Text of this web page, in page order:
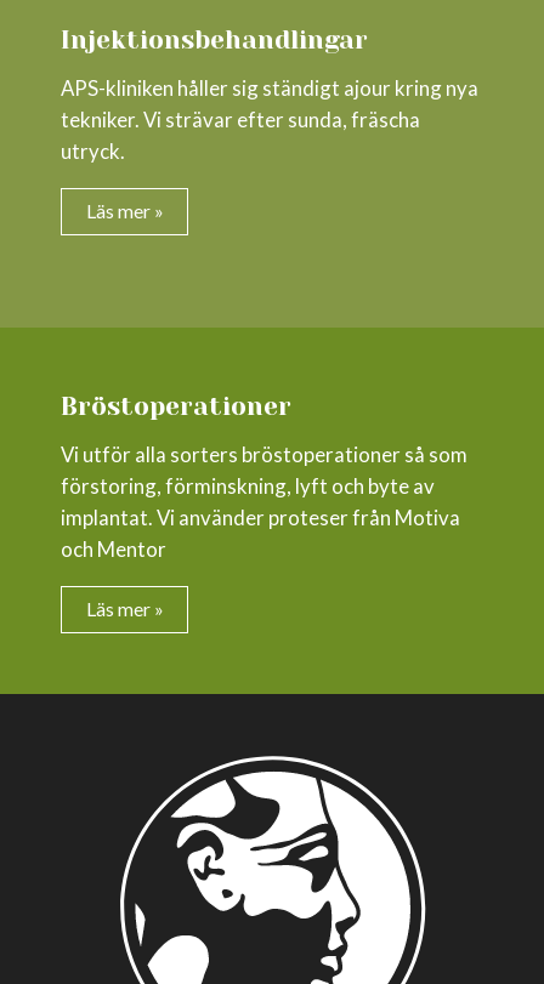
Injektionsbehandlingar
APS-kliniken håller sig ständigt ajour kring nya
tekniker. Vi strävar efter sunda, fräscha
utryck.
Läs mer »
Bröstoperationer
Vi utför alla sorters bröstoperationer så som
förstoring, förminskning, lyft och byte av
implantat. Vi använder proteser från Motiva
och Mentor
Läs mer »